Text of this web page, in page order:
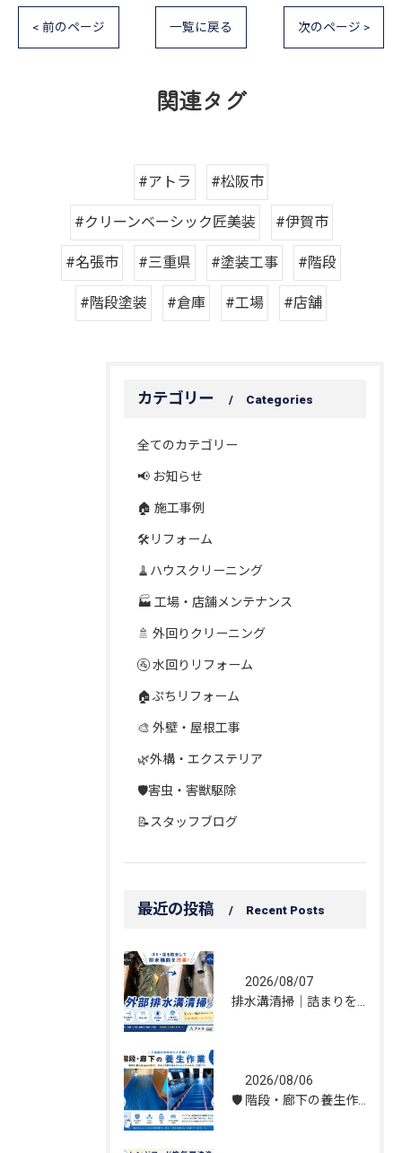
< 前のページ 一覧に戻る 次のページ >
関連タグ
#アトラ #松阪市
#クリーンベーシック匠美装 #伊賀市
#名張市 #三重県 #塗装工事 #階段
#階段塗装 #倉庫 #工場 #店舗
カテゴリー Categories
全てのカテゴリー
📢 お知らせ
🏠 施工事例
🛠️リフォーム
🧹ハウスクリーニング
🏭 工場・店舗メンテナンス
🚿 外回りクリーニング
🚰 水回りリフォーム
🏠ぷちリフォーム
🎨 外壁・屋根工事
🌿外構・エクステリア
🛡️害虫・害獣駆除
📝スタッフブログ
最近の投稿 Recent Posts
2026/08/07
2026/08/06